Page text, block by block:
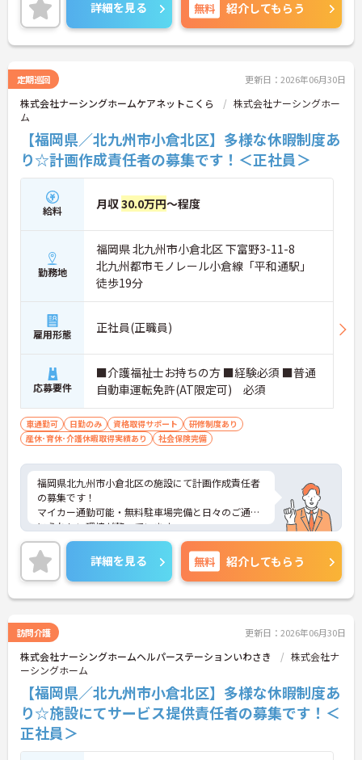
張りがきちんと評価される職場です。
ご興味のある方には、面接対策ポイントなど、さら
に詳細をお話しいたしますのでお気軽にご相談くだ
詳細を見る 無料 紹介してもらう
定期巡回 更新日：2026年06月30日
株式会社ナーシングホームケアネットこくら
株式会社ナーシングホー
ム
【福岡県／北九州市小倉北区】多様な休暇制度あ
り☆計画作成責任者の募集です！＜正社員＞
給料 月収30.0万円～程度
勤務地
福岡県 北九州市小倉北区 下富野3-11-8
北九州都市モノレール小倉線「平和通駅」
徒歩19分
雇用形態 正社員(正職員)
応募要件
■介護福祉士お持ちの方 ■経験必須 ■普通
自動車運転免許(AT限定可) 必須
車通勤可 日勤のみ 資格取得サポート
研修制度あり
産休･育休･介護休暇取得実績あり
社会保険完備
福岡県北九州市小倉北区の施設にて計画作成責任者
の募集です！
マイカー通勤可能・無料駐車場完備と日々のご通勤
にうれしい環境が整っています。
ご興味のある方には、面接対策ポイントなど、さら
に詳細をお話しいたしますのでお気軽にご相談くだ
さい！
詳細を見る 無料 紹介してもらう
訪問介護 更新日：2026年06月30日
株式会社ナーシングホームヘルパーステーションいわさき
株式会社ナ
ーシングホーム
【福岡県／北九州市小倉北区】多様な休暇制度あ
り☆施設にてサービス提供責任者の募集です！＜
正社員＞